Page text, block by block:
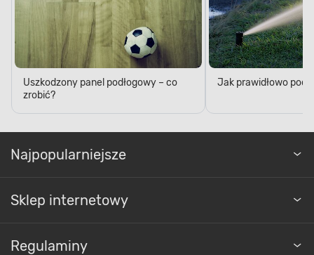
Uszkodzony panel podłogowy – co
zrobić?
Jak prawidłowo
Najpopularniejsze
Sklep internetowy
Regulaminy